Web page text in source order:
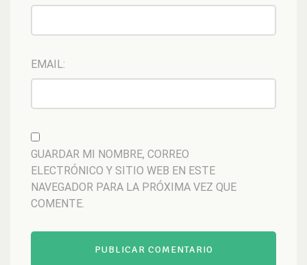
EMAIL:
GUARDAR MI NOMBRE, CORREO
ELECTRÓNICO Y SITIO WEB EN ESTE
NAVEGADOR PARA LA PRÓXIMA VEZ QUE
COMENTE.